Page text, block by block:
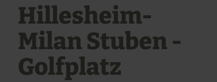
Hillesheim-
Milan Stuben -
Golfplatz